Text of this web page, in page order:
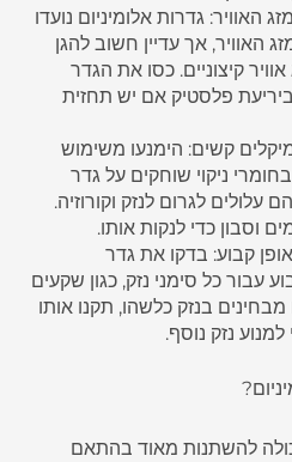
האוויר: גדרות אלומיניום נועדו
האוויר, אך עדיין חשוב להגן
קיצוניים. כסו את הגדר
פלסטיק אם יש תחזית
קשים: הימנעו משימוש
ניקוי שוחקים על גדר
עלולים לגרום לנזק וקורוזיה.
וסבון כדי לנקות אותו.
קבוע: בדקו את גדר
עבור כל סימני נזק, כגון שקעים
בנזק כלשהו, תקנו אותו
נזק נוסף.
להשתנות מאוד בהתאם